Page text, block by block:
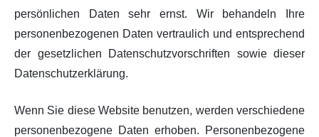
persönlichen Daten sehr ernst. Wir behandeln Ihre
personenbezogenen Daten vertraulich und entsprechend
der gesetzlichen Datenschutzvorschriften sowie dieser
Datenschutzerklärung.
Wenn Sie diese Website benutzen, werden verschiedene
personenbezogene Daten erhoben. Personenbezogene